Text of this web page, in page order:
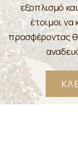
εξοπλισμό
έτοιμοι να
προσφέροντας